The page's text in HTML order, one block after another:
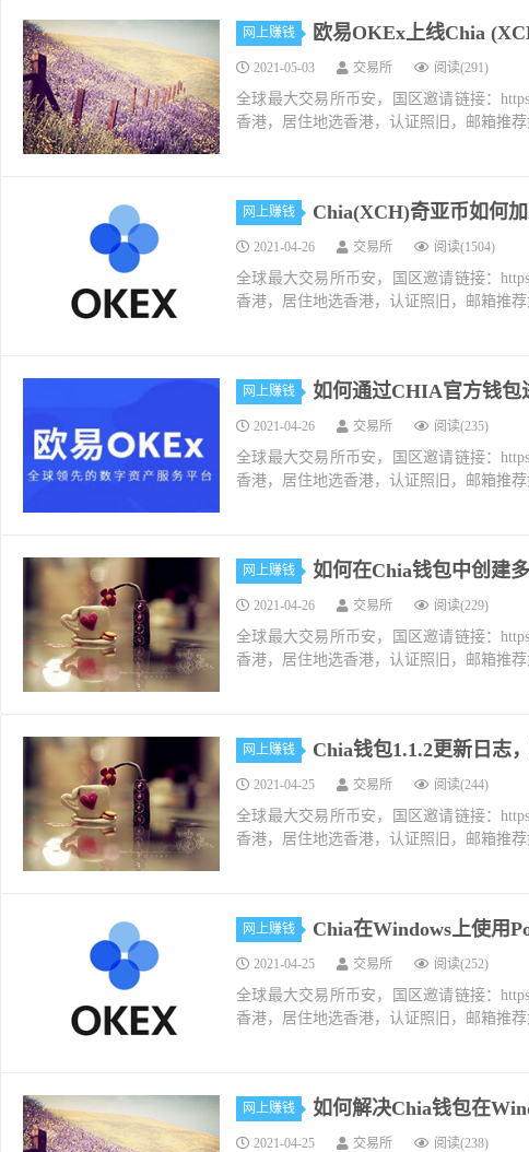
网上赚钱 欧易OKEx上线Chia
2021-05-03 交易所 阅读(291)
全球最大交易所币安，国区邀请链接：
香港，居住地选香港，认证照旧，邮箱推
网上赚钱 Chia(XCH)奇亚币如何
2021-04-26 交易所 阅读(1504)
全球最大交易所币安，国区邀请链接：
香港，居住地选香港，认证照旧，邮箱推
网上赚钱 如何通过CHIA官方钱包
2021-04-26 交易所 阅读(235)
全球最大交易所币安，国区邀请链接：
香港，居住地选香港，认证照旧，邮箱推
网上赚钱 如何在Chia钱包中创建
2021-04-26 交易所 阅读(229)
全球最大交易所币安，国区邀请链接：
香港，居住地选香港，认证照旧，邮箱推
网上赚钱 Chia钱包1.1.2更新日志
2021-04-25 交易所 阅读(244)
全球最大交易所币安，国区邀请链接：
香港，居住地选香港，认证照旧，邮箱推
网上赚钱 Chia在Windows上使用
2021-04-25 交易所 阅读(252)
全球最大交易所币安，国区邀请链接：
香港，居住地选香港，认证照旧，邮箱推
网上赚钱 如何解决Chia钱包在
2021-04-25 交易所 阅读(238)